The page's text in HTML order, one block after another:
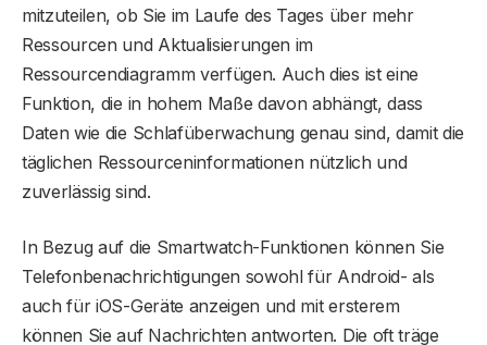
mitzuteilen, ob Sie im Laufe des Tages über mehr
Ressourcen und Aktualisierungen im
Ressourcendiagramm verfügen. Auch dies ist eine
Funktion, die in hohem Maße davon abhängt, dass
Daten wie die Schlafüberwachung genau sind, damit die
täglichen Ressourceninformationen nützlich und
zuverlässig sind.
In Bezug auf die Smartwatch-Funktionen können Sie
Telefonbenachrichtigungen sowohl für Android- als
auch für iOS-Geräte anzeigen und mit ersterem
können Sie auf Nachrichten antworten. Die oft träge